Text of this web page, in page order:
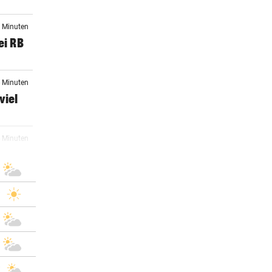
Minuten
RB
Minuten
Minuten